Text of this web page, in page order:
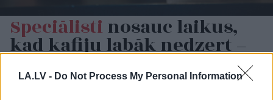
LA.LV - Do Not Process My Personal Information
Speciālistinosauc laikus,
kad kafiju labāk nedzert –
tavu ķermeni